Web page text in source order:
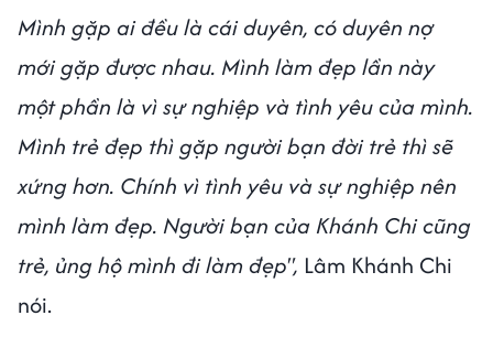
Mình gặp ai đều là cái duyên, có duyên nợ
mới gặp được nhau. Mình làm đẹp lần này
một phần là vì sự nghiệp và tình yêu của mình.
Mình trẻ đẹp thì gặp người bạn đời trẻ thì sẽ
xứng hơn. Chính vì tình yêu và sự nghiệp nên
mình làm đẹp. Người bạn của Khánh Chi cũng
trẻ, ủng hộ mình đi làm đẹp", Lâm Khánh Chi
nói.